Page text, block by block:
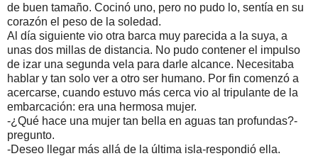
de buen tamaño. Cocinó uno, pero no pudo lo, sentía en su
corazón el peso de la soledad.
Al día siguiente vio otra barca muy parecida a la suya, a
unas dos millas de distancia. No pudo contener el impulso
de izar una segunda vela para darle alcance. Necesitaba
hablar y tan solo ver a otro ser humano. Por fin comenzó a
acercarse, cuando estuvo más cerca vio al tripulante de la
embarcación: era una hermosa mujer.
-¿Qué hace una mujer tan bella en aguas tan profundas?-
pregunto.
-Deseo llegar más allá de la última isla-respondió ella.